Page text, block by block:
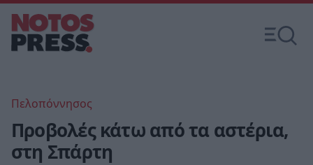
Πελοπόννησος
Προβολές κάτω από τα αστέρια,
στη Σπάρτη